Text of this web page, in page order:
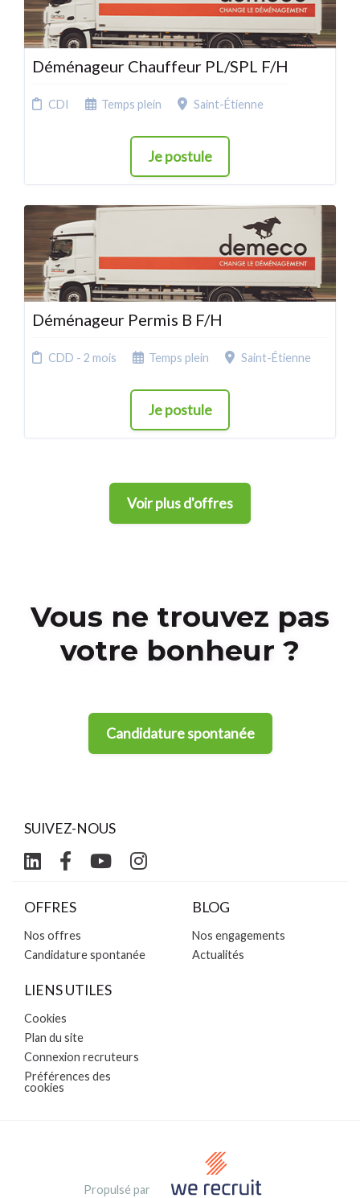
Déménageur Chauffeur PL/SPL F/H
CDI Temps plein Saint-Étienne
Je postule
Déménageur Permis B F/H
CDD - 2 mois Temps plein Saint-Étienne
Je postule
Voir plus d'offres
Vous ne trouvez pas
votre bonheur ?
Candidature spontanée
SUIVEZ-NOUS
OFFRES
Nos offres
Candidature spontanée
BLOG
Nos engagements
Actualités
LIENS UTILES
Cookies
Plan du site
Connexion recruteurs
Préférences des
cookies
Propulsé par